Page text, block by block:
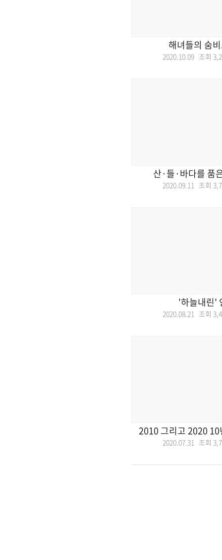
해녀들의 숨
2020.10.09 조회
산·들·바다를 품
2020.09.11 조회
'하늘내린'
2020.08.21 조회
2010 그리고 2020
2020.07.31 조회